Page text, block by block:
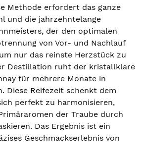
Methode erfordert das ganze
und die jahrzehntelange
der den optimalen
von Vor- und Nachlauf
nur das reinste Herzstück zu
Destillation ruht der kristallklare
für mehrere Monate in
Diese Reifezeit schenkt dem
perfekt zu harmonisieren,
der Traube durch
Das Ergebnis ist ein
Geschmackserlebnis von